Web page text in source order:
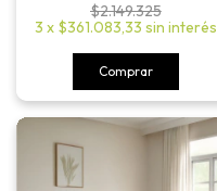
$2.149.325
3 x $361.083,33 sin interés
Comprar